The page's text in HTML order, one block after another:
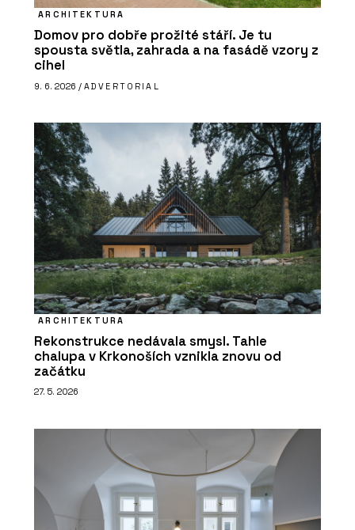
ARCHITEKTURA
Domov pro dobře prožité stáří. Je tu
spousta světla, zahrada a na fasádě vzory z
cihel
9. 6. 2026 / ADVERTORIAL
ARCHITEKTURA
Rekonstrukce nedávala smysl. Tahle
chalupa v Krkonoších vznikla znovu od
začátku
27. 5. 2026